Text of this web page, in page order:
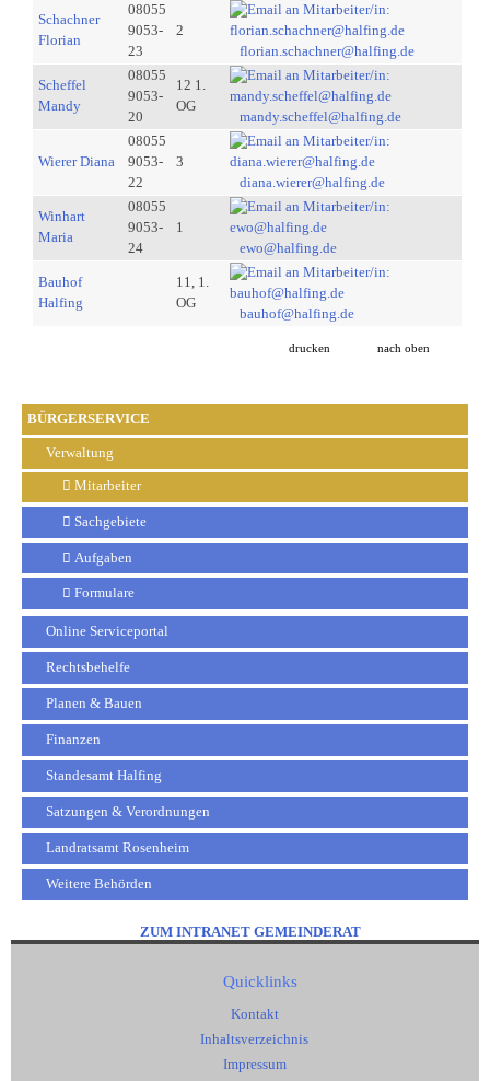
BÜRGERSERVICE
Verwaltung
Mitarbeiter
Sachgebiete
Aufgaben
Formulare
Online Serviceportal
Rechtsbehelfe
Planen & Bauen
Finanzen
Standesamt Halfing
Satzungen & Verordnungen
Landratsamt Rosenheim
Weitere Behörden
Schachner
Florian
08055
9053-
23
2
florian.schachner@halfing.de
Scheffel
Mandy
08055
9053-
20
12 1.
OG
mandy.scheffel@halfing.de
Wierer Diana
08055
9053-
22
3
diana.wierer@halfing.de
Winhart
Maria
08055
9053-
24
1
ewo@halfing.de
Bauhof
Halfing
11, 1.
OG
bauhof@halfing.de
drucken nach oben
ZUM INTRANET GEMEINDERAT
Quicklinks
Kontakt
Inhaltsverzeichnis
Impressum